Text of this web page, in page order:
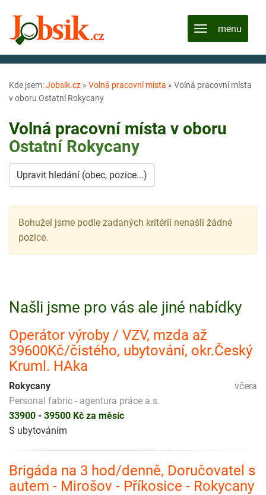
Kde jsem:Jobsik.cz » Volná pracovní místa » Volná pracovní místa
v oboru Ostatní Rokycany
Volná pracovní místa v oboru
Ostatní Rokycany
Upravit hledání (obec, pozice...)
Bohužel jsme podle zadaných kritérií nenašli žádné
pozice.
Našli jsme pro vás ale jiné nabídky
Operátor výroby / VZV, mzda až
39600Kč/čistého, ubytování, okr.Český
Kruml. HAka
včera
Rokycany
Personal fabric - agentura práce a.s.
33900 - 39500 Kč za měsíc
S ubytováním
Brigáda na 3 hod/denně, Doručovatel s
autem - Mirošov - Příkosice - Rokycany